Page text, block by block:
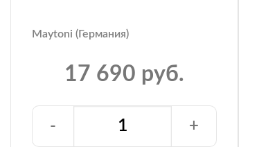
Maytoni (Германия)
17 690 руб.
- +